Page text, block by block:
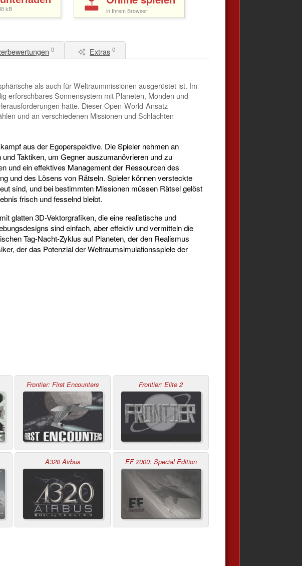
kB in Ihrem Browser
0 Extras 0
als auch für Weltraummissionen ausgerüstet ist. Im
erforschbares Sonnensystem mit Planeten, Monden und
hatte. Dieser Open-World-Ansatz
und an verschiedenen Missionen und Schlachten
aus der Egoperspektive. Die Spieler nehmen an
Taktiken, um Gegner auszumanövrieren und zu
und ein effektives Management der Ressourcen des
und des Lösens von Rätseln. Spieler können versteckte
sind, und bei bestimmten Missionen müssen Rätsel gelöst
frisch und fesselnd bleibt.
glatten 3D-Vektorgrafiken, die eine realistische und
sind einfach, aber effektiv und vermitteln die
Tag-Nacht-Zyklus auf Planeten, der den Realismus
der das Potenzial der Weltraumsimulationsspiele der
Frontier: First Encounters Frontier: Elite 2
A320 Airbus EF 2000: Special Edition